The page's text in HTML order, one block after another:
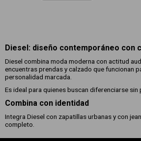
Diesel: diseño contemporáneo con
Diesel combina moda moderna con actitud
encuentras prendas y calzado que funcionan
personalidad marcada.
Es ideal para quienes buscan diferenciarse sin
Combina con identidad
Integra Diesel con zapatillas urbanas y con
completo.